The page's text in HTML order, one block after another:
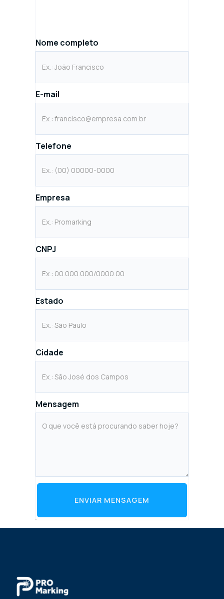
Nome completo
E-mail
Telefone
Empresa
CNPJ
Estado
Cidade
Mensagem
ENVIAR MENSAGEM